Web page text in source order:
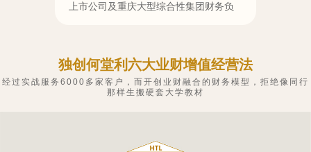
上市公司及重庆大型综合性集团财务负
独创何堂利六大业财增值经营法
经过实战服务6000多家客户，而开创业财融合的财务模型，拒绝像同行
那样生搬硬套大学教材